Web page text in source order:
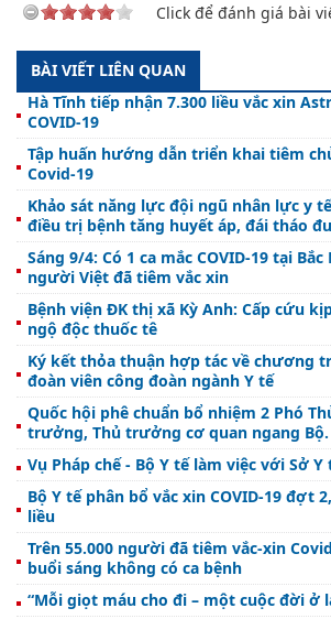
Click để đánh giá bài
BÀI VIẾT LIÊN QUAN
Hà Tĩnh tiếp nhận 7.300 liều vắc xin
COVID-19
Tập huấn hướng dẫn triển khai tiêm
Covid-19
Khảo sát năng lực đội ngũ nhân lực y
điều trị bệnh tăng huyết áp, đái tháo
Tĩnh
Sáng 9/4: Có 1 ca mắc COVID-19 tại
người Việt đã tiêm vắc xin
Bệnh viện ĐK thị xã Kỳ Anh: Cấp cứu
ngộ độc thuốc tê
Ký kết thỏa thuận hợp tác về chương
đoàn viên công đoàn ngành Y tế
Quốc hội phê chuẩn bổ nhiệm 2 Phó
trưởng, Thủ trưởng cơ quan ngang Bộ.
Vụ Pháp chế - Bộ Y tế làm việc với Sở Y
Bộ Y tế phân bổ vắc xin COVID-19 đợt
liều
Trên 55.000 người đã tiêm vắc-xin
buổi sáng không có ca bệnh
“Mỗi giọt máu cho đi – một cuộc đời ở